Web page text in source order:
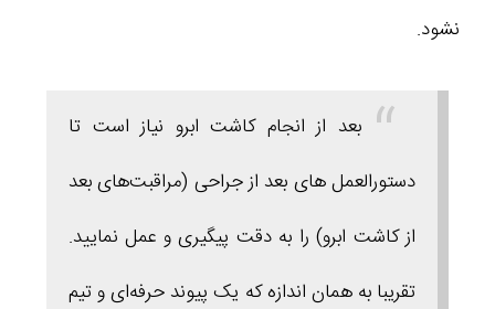
نشود.
بعد از انجام کاشت ابرو نیاز است تا
دستورالعمل های بعد از جراحی (مراقبت‌های بعد
از کاشت ابرو) را به دقت پیگیری و عمل نمایید.
تقریبا به همان اندازه که یک پیوند حرفه‌ای و تیم